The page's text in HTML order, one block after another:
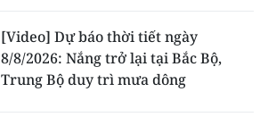
[Video] Dự báo thời tiết ngày
8/8/2026: Nắng trở lại tại Bắc Bộ,
Trung Bộ duy trì mưa dông